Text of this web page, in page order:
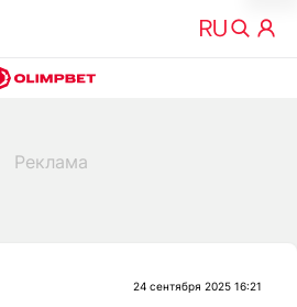
24 сентября 2025 16:21